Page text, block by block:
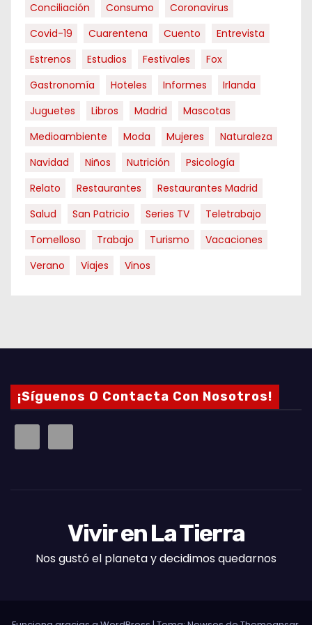
Conciliación
Consumo
Coronavirus
Covid-19
Cuarentena Cuento
Entrevista
Estrenos
Estudios Festivales
Fox
Gastronomía
Hoteles Informes
Irlanda
Juguetes
Libros Madrid
Mascotas
Medioambiente
Moda Mujeres
Naturaleza
Navidad
Niños Nutrición
Psicología
Relato
Restaurantes
Restaurantes Madrid
Salud
San Patricio Series TV
Teletrabajo
Tomelloso
Trabajo Turismo
Vacaciones
Verano
Viajes Vinos
¡Síguenos O Contacta Con Nosotros!
Vivir en La Tierra
Nos gustó el planeta y decidimos quedarnos